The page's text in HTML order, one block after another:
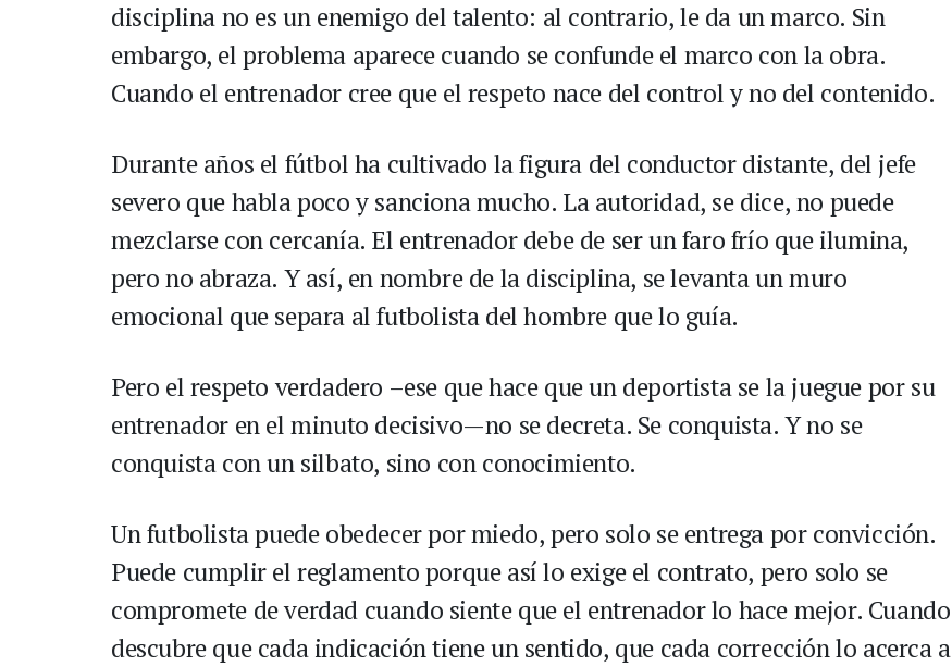
disciplina no es un enemigo del talento: al contrario, le da un marco. Sin
embargo, el problema aparece cuando se confunde el marco con la obra.
Cuando el entrenador cree que el respeto nace del control y no del contenido.
Durante años el fútbol ha cultivado la figura del conductor distante, del jefe
severo que habla poco y sanciona mucho. La autoridad, se dice, no puede
mezclarse con cercanía. El entrenador debe de ser un faro frío que ilumina,
pero no abraza. Y así, en nombre de la disciplina, se levanta un muro
emocional que separa al futbolista del hombre que lo guía.
Pero el respeto verdadero –ese que hace que un deportista se la juegue por su
entrenador en el minuto decisivo—no se decreta. Se conquista. Y no se
conquista con un silbato, sino con conocimiento.
Un futbolista puede obedecer por miedo, pero solo se entrega por convicción.
Puede cumplir el reglamento porque así lo exige el contrato, pero solo se
compromete de verdad cuando siente que el entrenador lo hace mejor. Cuando
descubre que cada indicación tiene un sentido, que cada corrección lo acerca a